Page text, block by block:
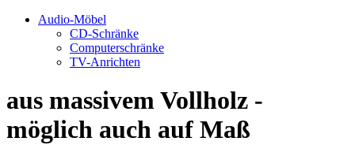
Audio-Möbel
CD-Schränke
Computerschränke
TV-Anrichten
aus massivem Vollholz -
möglich auch auf Maß